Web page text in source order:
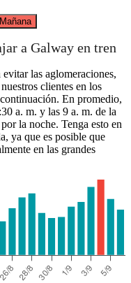
Mañana
a Galway en tren
las aglomeraciones,
clientes en los
En promedio,
a. m. y las 9 a. m. de la
la noche. Tenga esto en
ya que es posible que
en las grandes